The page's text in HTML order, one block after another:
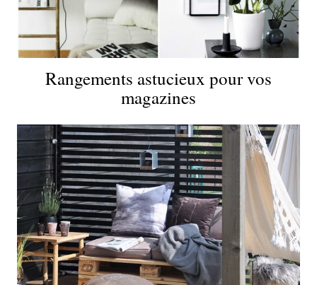
Rangements astucieux pour vos
magazines